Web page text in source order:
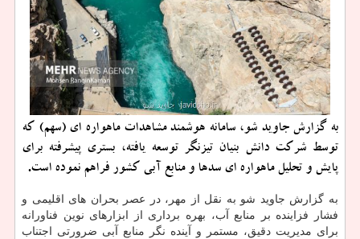
به گزارش جاوید شو، سامانه هوشمند مشاهدات ماهواره ای (سهم) که
توسط شرکت دانش بنیان تیزنگر توسعه یافته، بستری پیشرفته برای
پایش و تحلیل ماهواره ای سدها و منابع آبی کشور فراهم نموده است.
به گزارش جاوید شو به نقل از مهر، در عصر بحران های اقلیمی و
فشار فزاینده بر منابع آب، بهره برداری از ابزارهای نوین فناورانه
برای مدیریت دقیق، مستمر و آینده نگر منابع آبی ضرورتی اجتناب